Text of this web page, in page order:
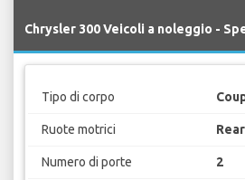
Chrysler 300 Veicoli a noleggio -
Tipo di corpo
Ruote motrici
Numero di porte 2